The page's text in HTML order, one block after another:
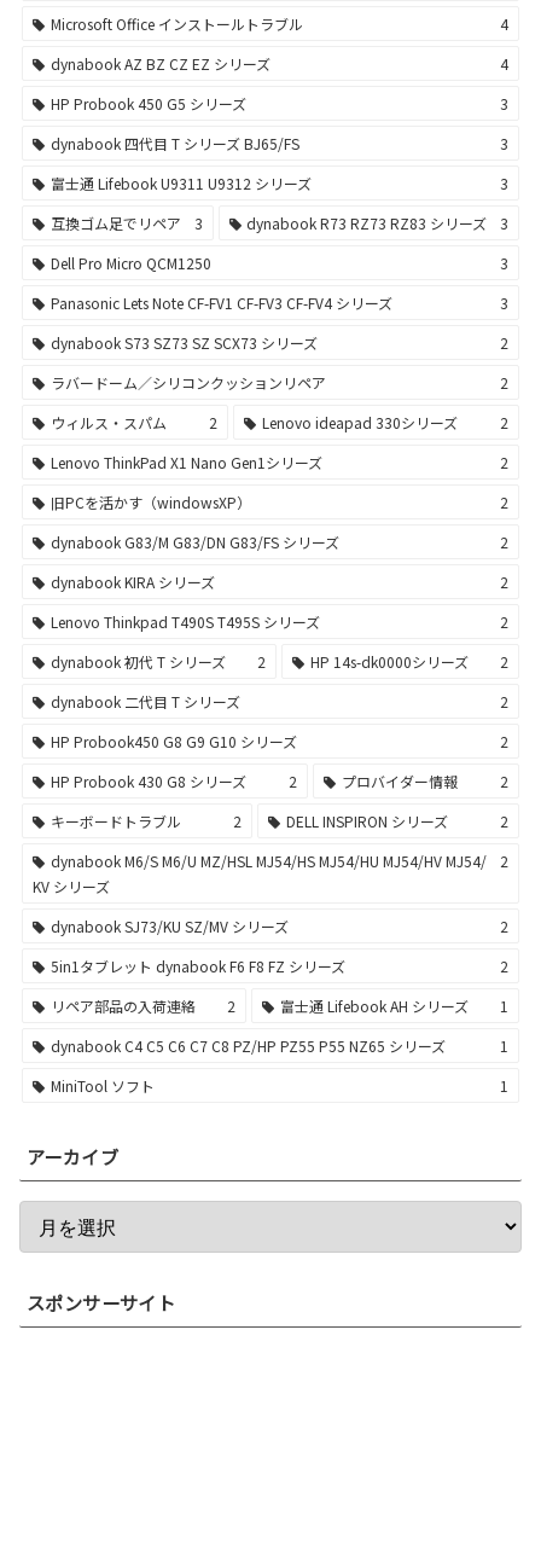
Microsoft Office インストールトラブル
4
dynabook AZ BZ CZ EZ シリーズ
4
HP Probook 450 G5 シリーズ
3
dynabook 四代目 T シリーズ BJ65/FS
3
富士通 Lifebook U9311 U9312 シリーズ
3
互換ゴム足でリペア
3 dynabook R73 RZ73 RZ83 シリーズ
3
Dell Pro Micro QCM1250
3
Panasonic Lets Note CF-FV1 CF-FV3 CF-FV4 シリーズ
3
dynabook S73 SZ73 SZ SCX73 シリーズ
2
ラバードーム／シリコンクッションリペア
2
ウィルス・スパム
2 Lenovo ideapad 330シリーズ
2
Lenovo ThinkPad X1 Nano Gen1シリーズ
2
旧PCを活かす（windowsXP）
2
dynabook G83/M G83/DN G83/FS シリーズ
2
dynabook KIRA シリーズ
2
Lenovo Thinkpad T490S T495S シリーズ
2
dynabook 初代 T シリーズ
2 HP 14s-dk0000シリーズ
2
dynabook 二代目 T シリーズ
2
HP Probook450 G8 G9 G10 シリーズ
2
HP Probook 430 G8 シリーズ
2 プロバイダー情報
2
キーボードトラブル
2 DELL INSPIRON シリーズ
2
dynabook M6/S M6/U MZ/HSL MJ54/HS MJ54/HU MJ54/HV MJ54/
KV シリーズ
2
dynabook SJ73/KU SZ/MV シリーズ
2
5in1タブレット dynabook F6 F8 FZ シリーズ
2
リペア部品の入荷連絡
2 富士通 Lifebook AH シリーズ
1
dynabook C4 C5 C6 C7 C8 PZ/HP PZ55 P55 NZ65 シリーズ
1
MiniTool ソフト
1
アーカイブ
スポンサーサイト